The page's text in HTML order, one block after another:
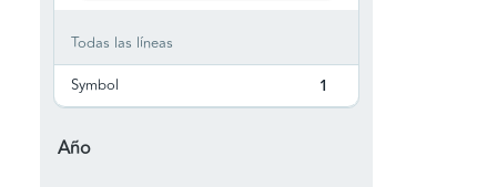
Todas las líneas
Symbol
1
Año